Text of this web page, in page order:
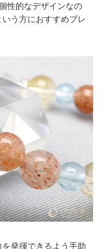
性的なデザインなの
う方におすすめブレ
発揮できるよう手助